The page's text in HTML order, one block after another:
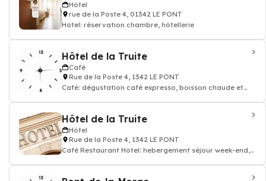
Hôtel
rue de la Poste 4, 01342 LE PONT
Hôtel: réservation chambre, hôtellerie
Hôtel de la Truite
Café
Rue de la Poste 4, 1342 LE PONT
Café: dégustation café expresso, boisson chaude et
Hôtel de la Truite
Hôtel
Rue de la Poste 4, 1342 LE PONT
Café Restaurant Hôtel: hebergement séjour week-end,